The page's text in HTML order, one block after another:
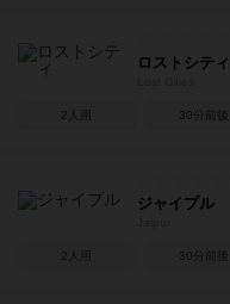
ロストシティ
2人用 30分前後
ジャイプル
2人用 30分前後